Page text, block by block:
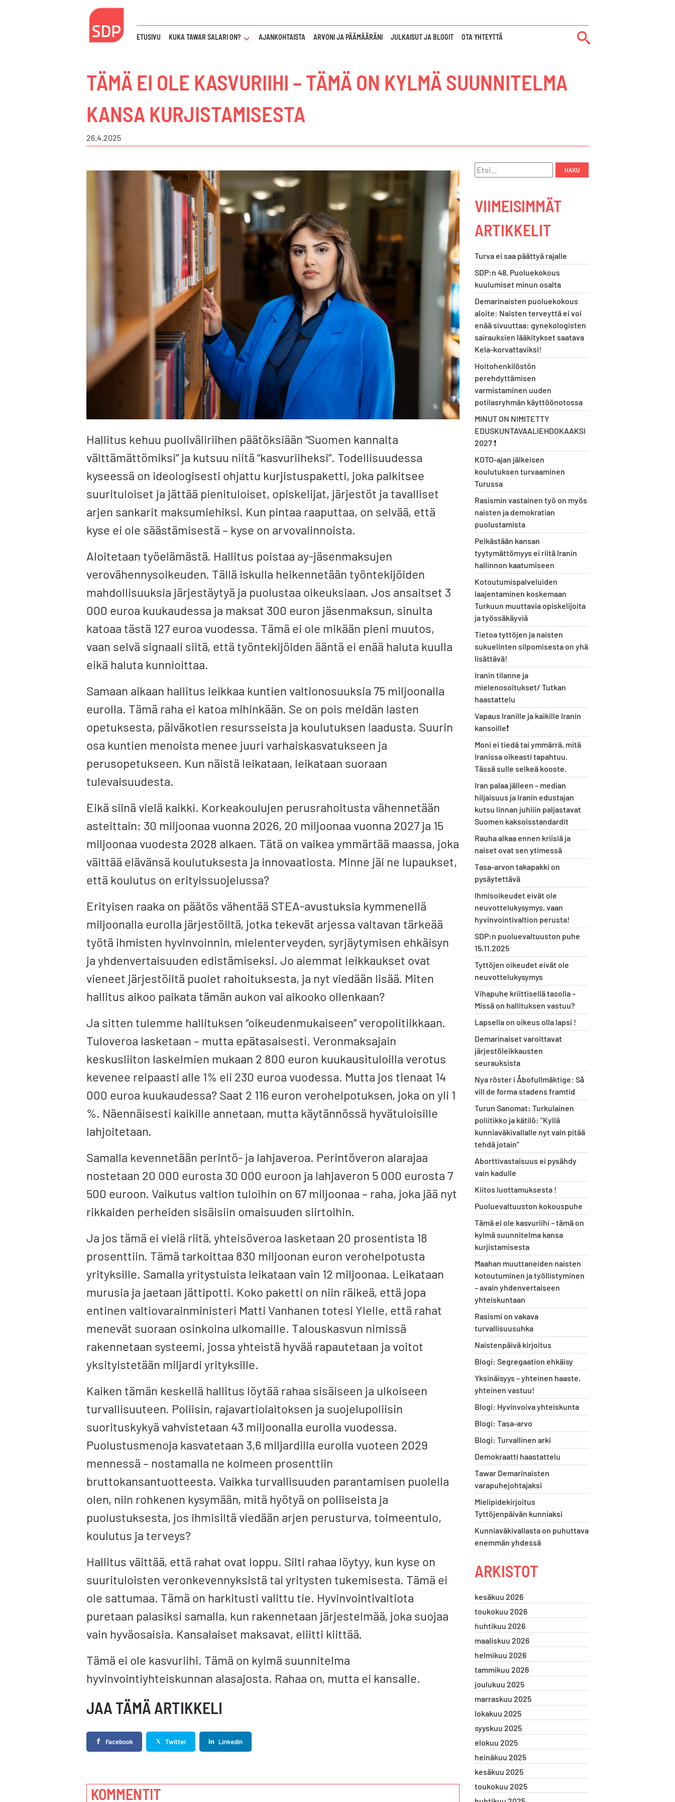
ETUSIVU KUKA TAWAR SALARI ON? NÄYTÄ
TAWAR
SALARI
AJANKOHTAISTA ARVONI JA PÄÄMÄÄRÄNI JULKAISUT JA BLOGIT OTA YHTEYTTÄ
TÄMÄ EI OLE KASVURIIHI – TÄMÄ ON KYLMÄ SUUNNITELMA
KANSA KURJISTAMISESTA
26.4.2025
Hallitus kehuu puoliväliriihen päätöksiään “Suomen kannalta
välttämättömiksi” ja kutsuu niitä “kasvuriiheksi”. Todellisuudessa
kyseessä on ideologisesti ohjattu kurjistuspaketti, joka palkitsee
suurituloiset ja jättää pienituloiset, opiskelijat, järjestöt ja tavalliset
arjen sankarit maksumiehiksi. Kun pintaa raaputtaa, on selvää, että
kyse ei ole säästämisestä – kyse on arvovalinnoista.
Aloitetaan työelämästä. Hallitus poistaa ay-jäsenmaksujen
verovähennysoikeuden. Tällä iskulla heikennetään työntekijöiden
mahdollisuuksia järjestäytyä ja puolustaa oikeuksiaan. Jos ansaitset 3
000 euroa kuukaudessa ja maksat 300 euron jäsenmaksun, sinulta
katoaa tästä 127 euroa vuodessa. Tämä ei ole mikään pieni muutos,
vaan selvä signaali siitä, että työntekijöiden ääntä ei enää haluta kuulla
eikä haluta kunnioittaa.
Samaan aikaan hallitus leikkaa kuntien valtionosuuksia 75 miljoonalla
eurolla. Tämä raha ei katoa mihinkään. Se on pois meidän lasten
opetuksesta, päiväkotien resursseista ja koulutuksen laadusta. Suurin
osa kuntien menoista menee juuri varhaiskasvatukseen ja
perusopetukseen. Kun näistä leikataan, leikataan suoraan
tulevaisuudesta.
Eikä siinä vielä kaikki. Korkeakoulujen perusrahoitusta vähennetään
asteittain: 30 miljoonaa vuonna 2026, 20 miljoonaa vuonna 2027 ja 15
miljoonaa vuodesta 2028 alkaen. Tätä on vaikea ymmärtää maassa, joka
väittää elävänsä koulutuksesta ja innovaatiosta. Minne jäi ne lupaukset,
että koulutus on erityissuojelussa?
Erityisen raaka on päätös vähentää STEA-avustuksia kymmenellä
miljoonalla eurolla järjestöiltä, jotka tekevät arjessa valtavan tärkeää
työtä ihmisten hyvinvoinnin, mielenterveyden, syrjäytymisen ehkäisyn
ja yhdenvertaisuuden edistämiseksi. Jo aiemmat leikkaukset ovat
vieneet järjestöiltä puolet rahoituksesta, ja nyt viedään lisää. Miten
hallitus aikoo paikata tämän aukon vai aikooko ollenkaan?
Ja sitten tulemme hallituksen “oikeudenmukaiseen” veropolitiikkaan.
Tuloveroa lasketaan – mutta epätasaisesti. Veronmaksajain
keskusliiton laskelmien mukaan 2 800 euron kuukausituloilla verotus
kevenee reipaasti alle 1% eli 230 euroa vuodessa. Mutta jos tienaat 14
000 euroa kuukaudessa? Saat 2 116 euron verohelpotuksen, joka on yli 1
%. Näennäisesti kaikille annetaan, mutta käytännössä hyvätuloisille
lahjoitetaan.
Samalla kevennetään perintö- ja lahjaveroa. Perintöveron alarajaa
nostetaan 20 000 eurosta 30 000 euroon ja lahjaveron 5 000 eurosta 7
500 euroon. Vaikutus valtion tuloihin on 67 miljoonaa – raha, joka jää nyt
rikkaiden perheiden sisäisiin omaisuuden siirtoihin.
Ja jos tämä ei vielä riitä, yhteisöveroa lasketaan 20 prosentista 18
prosenttiin. Tämä tarkoittaa 830 miljoonan euron verohelpotusta
yrityksille. Samalla yritystuista leikataan vain 12 miljoonaa. Leikataan
murusia ja jaetaan jättipotti. Koko paketti on niin räikeä, että jopa
entinen valtiovarainministeri Matti Vanhanen totesi Ylelle, että rahat
menevät suoraan osinkoina ulkomaille. Talouskasvun nimissä
rakennetaan systeemi, jossa yhteistä hyvää rapautetaan ja voitot
yksityistetään miljardi yrityksille.
Kaiken tämän keskellä hallitus löytää rahaa sisäiseen ja ulkoiseen
turvallisuuteen. Poliisin, rajavartiolaitoksen ja suojelupoliisin
suorituskykyä vahvistetaan 43 miljoonalla eurolla vuodessa.
Puolustusmenoja kasvatetaan 3,6 miljardilla eurolla vuoteen 2029
mennessä – nostamalla ne kolmeen prosenttiin
bruttokansantuotteesta. Vaikka turvallisuuden parantamisen puolella
olen, niin rohkenen kysymään, mitä hyötyä on poliiseista ja
puolustuksesta, jos ihmisiltä viedään arjen perusturva, toimeentulo,
koulutus ja terveys?
Hallitus väittää, että rahat ovat loppu. Silti rahaa löytyy, kun kyse on
suurituloisten veronkevennyksistä tai yritysten tukemisesta. Tämä ei
ole sattumaa. Tämä on harkitusti valittu tie. Hyvinvointivaltiota
puretaan palasiksi samalla, kun rakennetaan järjestelmää, joka suojaa
vain hyväosaisia. Kansalaiset maksavat, eliitti kiittää.
Tämä ei ole kasvuriihi. Tämä on kylmä suunnitelma
hyvinvointiyhteiskunnan alasajosta. Rahaa on, mutta ei kansalle.
JAA TÄMÄ ARTIKKELI
Facebook Twitter LinkedIn
KOMMENTIT
Hae:
VIIMEISIMMÄT
ARTIKKELIT
Turva ei saa päättyä rajalle
SDP:n 48. Puoluekokous
kuulumiset minun osalta
Demarinaisten puoluekokous
aloite: Naisten terveyttä ei voi
enää sivuuttaa: gynekologisten
sairauksien lääkitykset saatava
Kela-korvattaviksi!
Hoitohenkilöstön
perehdyttämisen
varmistaminen uuden
potilasryhmän käyttöönotossa
MINUT ON NIMITETTY
EDUSKUNTAVAALIEHDOKAAKSI
2027 ❗️
KOTO-ajan jälkeisen
koulutuksen turvaaminen
Turussa
Rasismin vastainen työ on myös
naisten ja demokratian
puolustamista
Pelkästään kansan
tyytymättömyys ei riitä Iranin
hallinnon kaatumiseen
Kotoutumispalveluiden
laajentaminen koskemaan
Turkuun muuttavia opiskelijoita
ja työssäkäyviä
Tietoa tyttöjen ja naisten
sukuelinten silpomisesta on yhä
lisättävä!
Iranin tilanne ja
mielenosoitukset/ Tutkan
haastattelu
Vapaus Iranille ja kaikille Iranin
kansoille❗️
Moni ei tiedä tai ymmärrä, mitä
Iranissa oikeasti tapahtuu.
Tässä sulle selkeä kooste.
Iran palaa jälleen – median
hiljaisuus ja Iranin edustajan
kutsu linnan juhliin paljastavat
Suomen kaksoisstandardit
Rauha alkaa ennen kriisiä ja
naiset ovat sen ytimessä
Tasa-arvon takapakki on
pysäytettävä
Ihmisoikeudet eivät ole
neuvottelukysymys, vaan
hyvinvointivaltion perusta!
SDP:n puoluevaltuuston puhe
15.11.2025
Tyttöjen oikeudet eivät ole
neuvottelukysymys
Vihapuhe kriittisellä tasolla –
Missä on hallituksen vastuu?
Lapsella on oikeus olla lapsi !
Demarinaiset varoittavat
järjestöleikkausten
seurauksista
Nya röster i Åbofullmäktige: Så
vill de forma stadens framtid
Turun Sanomat: Turkulainen
poliitikko ja kätilö: ”Kyllä
kunniaväkivallalle nyt vain pitää
tehdä jotain”
Aborttivastaisuus ei pysähdy
vain kadulle
Kiitos luottamuksesta !
Puoluevaltuuston kokouspuhe
Tämä ei ole kasvuriihi – tämä on
kylmä suunnitelma kansa
kurjistamisesta
Maahan muuttaneiden naisten
kotoutuminen ja työllistyminen
– avain yhdenvertaiseen
yhteiskuntaan
Rasismi on vakava
turvallisuusuhka
Naistenpäivä kirjoitus
Blogi: Segregaation ehkäisy
Yksinäisyys – yhteinen haaste,
yhteinen vastuu!
Blogi: Hyvinvoiva yhteiskunta
Blogi: Tasa-arvo
Blogi: Turvallinen arki
Demokraatti haastattelu
Tawar Demarinaisten
varapuhejohtajaksi
Mielipidekirjoitus
Tyttöjenpäivän kunniaksi
Kunniaväkivallasta on puhuttava
enemmän yhdessä
ARKISTOT
kesäkuu 2026
toukokuu 2026
huhtikuu 2026
maaliskuu 2026
helmikuu 2026
tammikuu 2026
joulukuu 2025
marraskuu 2025
lokakuu 2025
syyskuu 2025
elokuu 2025
heinäkuu 2025
kesäkuu 2025
toukokuu 2025